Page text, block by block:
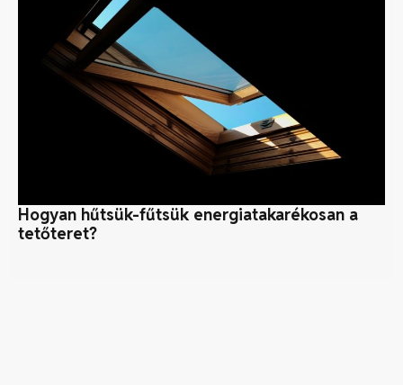
Hogyan hűtsük-fűtsük energiatakarékosan a
tetőteret?